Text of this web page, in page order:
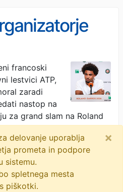
francoski
lestvici ATP,
zaradi
nastop na
za grand slam na Roland
op francije
delovanje uporablja
prometa in podpore
sistemu.
spletnega mesta
piškotki.
×